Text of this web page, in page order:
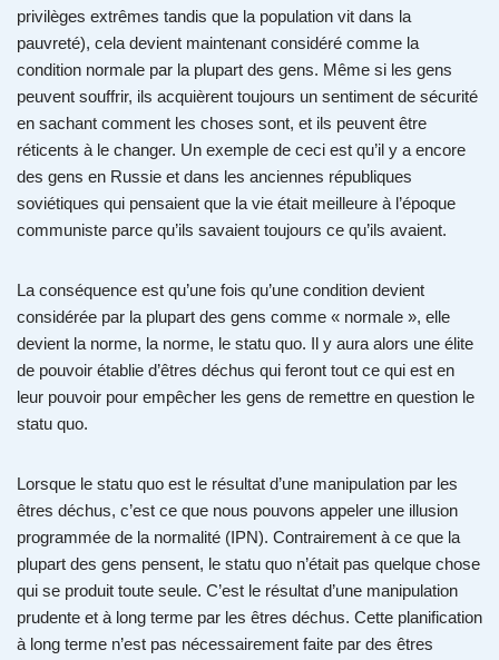
privilèges extrêmes tandis que la population vit dans la
pauvreté), cela devient maintenant considéré comme la
condition normale par la plupart des gens. Même si les gens
peuvent souffrir, ils acquièrent toujours un sentiment de sécurité
en sachant comment les choses sont, et ils peuvent être
réticents à le changer. Un exemple de ceci est qu’il y a encore
des gens en Russie et dans les anciennes républiques
soviétiques qui pensaient que la vie était meilleure à l’époque
communiste parce qu’ils savaient toujours ce qu’ils avaient.
La conséquence est qu’une fois qu’une condition devient
considérée par la plupart des gens comme « normale », elle
devient la norme, la norme, le statu quo. Il y aura alors une élite
de pouvoir établie d’êtres déchus qui feront tout ce qui est en
leur pouvoir pour empêcher les gens de remettre en question le
statu quo.
Lorsque le statu quo est le résultat d’une manipulation par les
êtres déchus, c’est ce que nous pouvons appeler une illusion
programmée de la normalité (IPN). Contrairement à ce que la
plupart des gens pensent, le statu quo n’était pas quelque chose
qui se produit toute seule. C’est le résultat d’une manipulation
prudente et à long terme par les êtres déchus. Cette planification
à long terme n’est pas nécessairement faite par des êtres